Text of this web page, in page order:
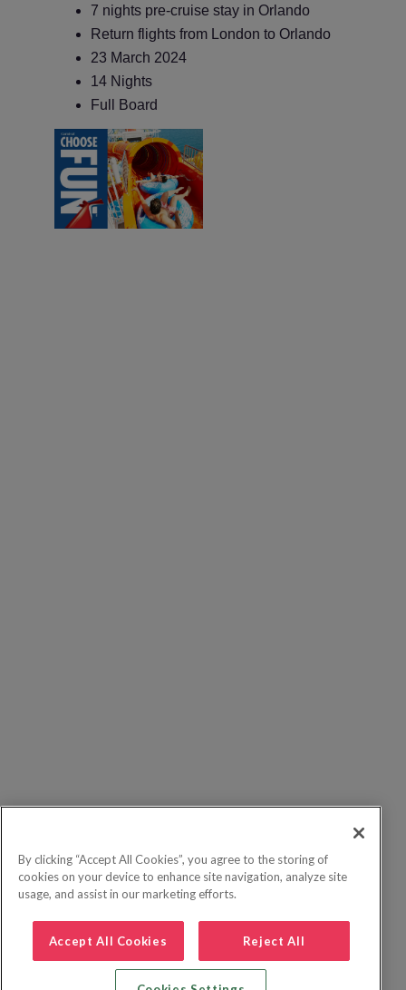
7 nights pre-cruise stay in Orlando
Return flights from London to Orlando
23 March 2024
14 Nights
Full Board
By clicking “Accept All Cookies”, you agree to the storing of
cookies on your device to enhance site navigation, analyze site
usage, and assist in our marketing efforts.
Accept All Cookies Reject All